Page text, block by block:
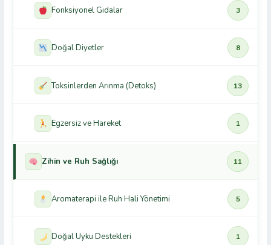
Fonksiyonel Gıdalar 3
Doğal Diyetler 8
Toksinlerden Arınma (Detoks) 13
Egzersiz ve Hareket 1
Zihin ve Ruh Sağlığı 11
Aromaterapi ile Ruh Hali Yönetimi 5
Doğal Uyku Destekleri 1